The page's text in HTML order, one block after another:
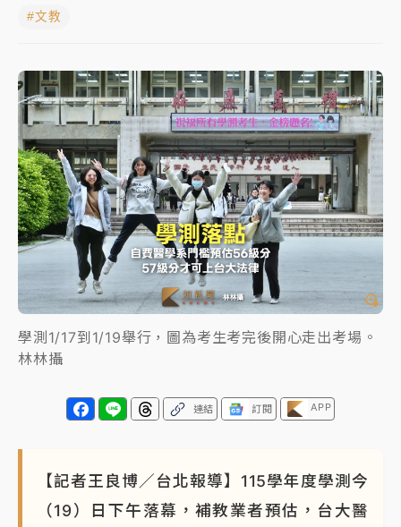
暑假過三周才推「E宿新北打卡趣」！抽獎程序複雜 觀
旅局回應了
中信慈善基金會想增加董事人數！辜仲諒向法院聲請遭
駁 理由曝光
故宮《龍藏經》特展第2檔！今線上預約開賣一度塞車
周六起展出延長至晚上7時
台東農業處長涉圖利渡假村！東檢抗告成功 今重開羈
父親節泡湯了！中颱白海豚雨彈轟3天 「紅到發紫」降
雨熱區曝
#文教
學測1/17到1/19舉行，圖為考生考完後開心走出考場。
林林攝
連結 訂閱 APP
【記者王良博／台北報導】115學年度學測今
（19）日下午落幕，補教業者預估，台大醫